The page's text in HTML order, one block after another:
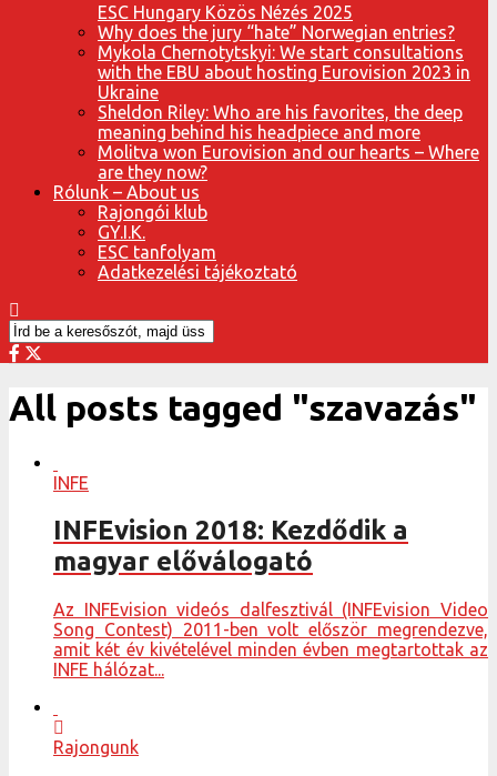
ESC Hungary Közös Nézés 2025
Why does the jury “hate” Norwegian entries?
Mykola Chernotytskyi: We start consultations
with the EBU about hosting Eurovision 2023 in
Ukraine
Sheldon Riley: Who are his favorites, the deep
meaning behind his headpiece and more
Molitva won Eurovision and our hearts – Where
are they now?
Rólunk – About us
Rajongói klub
GY.I.K.
ESC tanfolyam
Adatkezelési tájékoztató
All posts tagged "szavazás"
INFE
INFEvision 2018: Kezdődik a
magyar előválogató
Az INFEvision videós dalfesztivál (INFEvision Video
Song Contest) 2011-ben volt először megrendezve,
amit két év kivételével minden évben megtartottak az
INFE hálózat...
Rajongunk